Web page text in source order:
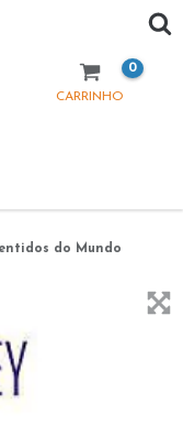
CARRINHO
0
do Mundo